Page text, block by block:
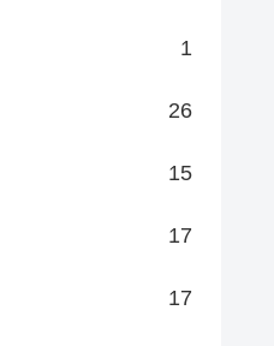
1
26
15
17
17